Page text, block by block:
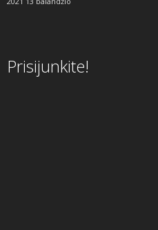
Prisijunkite!